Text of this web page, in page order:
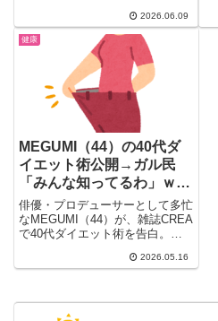
ら、HRT・エクオール・漢方の治
療体験、閉経後どう変わったかま
で。同じ悩みを抱える40〜50代
に届けたい本音と希望のまとめ。
2026.06.09
健康
MEGUMI（44）の40代ダ
イエット術公開→ガル民
「みんな知ってるわ」ｗ｜
アラフォーのダイエット本
音まとめ
俳優・プロデューサーとして多忙
なMEGUMI（44）が、雑誌CREA
で40代ダイエット術を告白。
2026.05.16